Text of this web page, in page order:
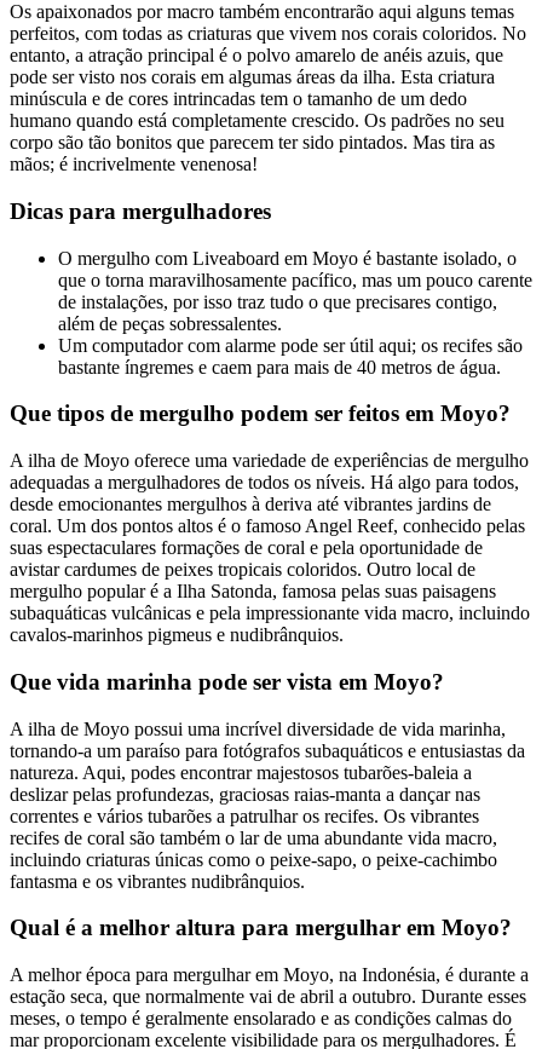
Os apaixonados por macro também encontrarão aqui alguns temas
perfeitos, com todas as criaturas que vivem nos corais coloridos. No
entanto, a atração principal é o polvo amarelo de anéis azuis, que
pode ser visto nos corais em algumas áreas da ilha. Esta criatura
minúscula e de cores intrincadas tem o tamanho de um dedo
humano quando está completamente crescido. Os padrões no seu
corpo são tão bonitos que parecem ter sido pintados. Mas tira as
mãos; é incrivelmente venenosa!
Dicas para mergulhadores
O mergulho com Liveaboard em Moyo é bastante isolado, o
que o torna maravilhosamente pacífico, mas um pouco carente
de instalações, por isso traz tudo o que precisares contigo,
além de peças sobressalentes.
Um computador com alarme pode ser útil aqui; os recifes são
bastante íngremes e caem para mais de 40 metros de água.
Que tipos de mergulho podem ser feitos em Moyo?
A ilha de Moyo oferece uma variedade de experiências de mergulho
adequadas a mergulhadores de todos os níveis. Há algo para todos,
desde emocionantes mergulhos à deriva até vibrantes jardins de
coral. Um dos pontos altos é o famoso Angel Reef, conhecido pelas
suas espectaculares formações de coral e pela oportunidade de
avistar cardumes de peixes tropicais coloridos. Outro local de
mergulho popular é a Ilha Satonda, famosa pelas suas paisagens
subaquáticas vulcânicas e pela impressionante vida macro, incluindo
cavalos-marinhos pigmeus e nudibrânquios.
Que vida marinha pode ser vista em Moyo?
A ilha de Moyo possui uma incrível diversidade de vida marinha,
tornando-a um paraíso para fotógrafos subaquáticos e entusiastas da
natureza. Aqui, podes encontrar majestosos tubarões-baleia a
deslizar pelas profundezas, graciosas raias-manta a dançar nas
correntes e vários tubarões a patrulhar os recifes. Os vibrantes
recifes de coral são também o lar de uma abundante vida macro,
incluindo criaturas únicas como o peixe-sapo, o peixe-cachimbo
fantasma e os vibrantes nudibrânquios.
Qual é a melhor altura para mergulhar em Moyo?
A melhor época para mergulhar em Moyo, na Indonésia, é durante a
estação seca, que normalmente vai de abril a outubro. Durante esses
meses, o tempo é geralmente ensolarado e as condições calmas do
mar proporcionam excelente visibilidade para os mergulhadores. É